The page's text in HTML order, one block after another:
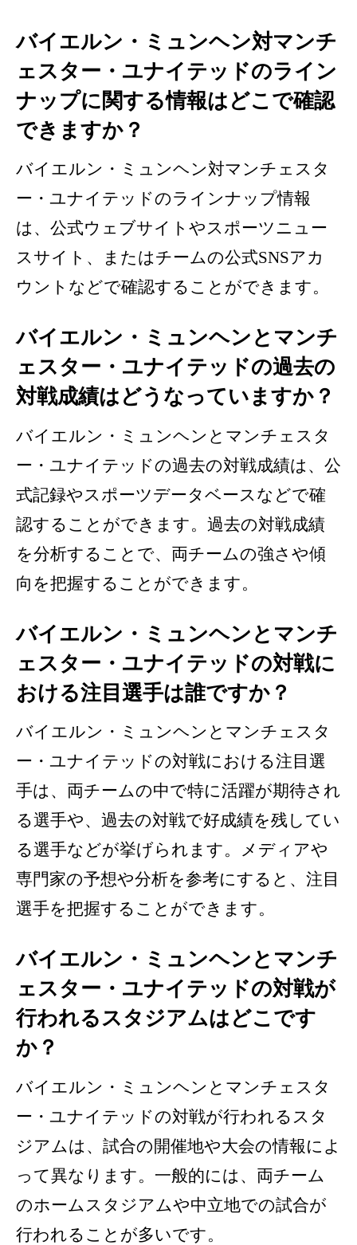
バイエルン・ミュンヘン対マンチ
ェスター・ユナイテッドのライン
ナップに関する情報はどこで確認
できますか？
バイエルン・ミュンヘン対マンチェスタ
ー・ユナイテッドのラインナップ情報
は、公式ウェブサイトやスポーツニュー
スサイト、またはチームの公式SNSアカ
ウントなどで確認することができます。
バイエルン・ミュンヘンとマンチ
ェスター・ユナイテッドの過去の
対戦成績はどうなっていますか？
バイエルン・ミュンヘンとマンチェスタ
ー・ユナイテッドの過去の対戦成績は、公
式記録やスポーツデータベースなどで確
認することができます。過去の対戦成績
を分析することで、両チームの強さや傾
向を把握することができます。
バイエルン・ミュンヘンとマンチ
ェスター・ユナイテッドの対戦に
おける注目選手は誰ですか？
バイエルン・ミュンヘンとマンチェスタ
ー・ユナイテッドの対戦における注目選
手は、両チームの中で特に活躍が期待され
る選手や、過去の対戦で好成績を残してい
る選手などが挙げられます。メディアや
専門家の予想や分析を参考にすると、注目
選手を把握することができます。
バイエルン・ミュンヘンとマンチ
ェスター・ユナイテッドの対戦が
行われるスタジアムはどこです
か？
バイエルン・ミュンヘンとマンチェスタ
ー・ユナイテッドの対戦が行われるスタ
ジアムは、試合の開催地や大会の情報によ
って異なります。一般的には、両チーム
のホームスタジアムや中立地での試合が
行われることが多いです。